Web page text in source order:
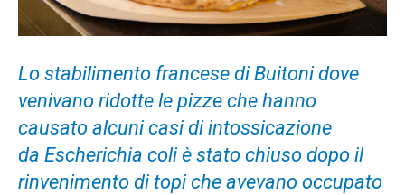
Lo stabilimento francese di Buitoni dove
venivano ridotte le pizze che hanno
causato alcuni casi di intossicazione
da Escherichia coli è stato chiuso dopo il
rinvenimento di topi che avevano occupato